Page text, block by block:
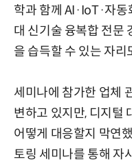
학과 함께 AI·IoT·자
대 신기술 융복합 전문
을 습득할 수 있는 자리
세미나에 참가한 업체
변하고 있지만, 디지털
어떻게 대응할지 막연
토링 세미나를 통해 자